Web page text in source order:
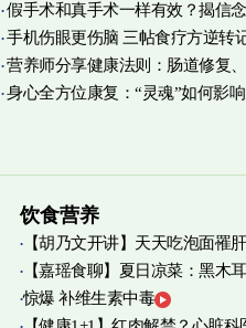
假手术和真手术一样有效？揭信
手机伤眼更伤脑 三帖食疗方逆转
营养师分享健康法则：肠道修复
实践 图
身心全方位康复：“灵魂”如何影
饮食营养
【胡乃文开讲】天天吃泡面罹
添加物真相
【嘉瑶食聊】夏日凉菜：黑木
烟清爽养心 图
惊爆 补维生素中毒